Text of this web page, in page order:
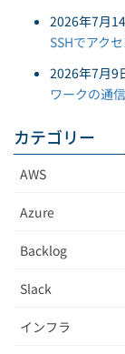
2026年7月
SSHでアク
2026年7月9
ワークの通
カテゴリー
AWS
Azure
Backlog
Slack
インフラ